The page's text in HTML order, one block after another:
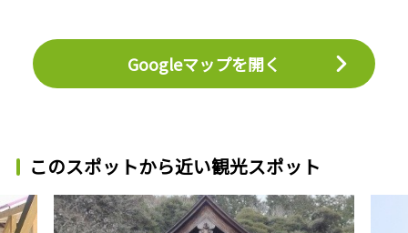
Googleマップを開く
このスポットから近い観光スポット